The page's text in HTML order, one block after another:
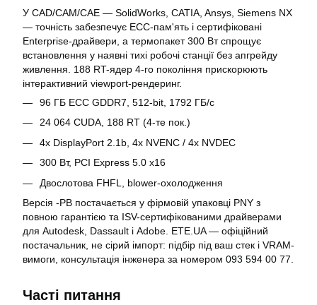
У CAD/CAM/CAE — SolidWorks, CATIA, Ansys, Siemens NX
— точність забезпечує ECC-пам'ять і сертифіковані
Enterprise-драйвери, а термопакет 300 Вт спрощує
встановлення у наявні тихі робочі станції без апгрейду
живлення. 188 RT-ядер 4-го покоління прискорюють
інтерактивний viewport-рендеринг.
96 ГБ ECC GDDR7, 512-bit, 1792 ГБ/с
24 064 CUDA, 188 RT (4-те пок.)
4x DisplayPort 2.1b, 4x NVENC / 4x NVDEC
300 Вт, PCI Express 5.0 x16
Двослотова FHFL, blower-охолодження
Версія -PB постачається у фірмовій упаковці PNY з
повною гарантією та ISV-сертифікованими драйверами
для Autodesk, Dassault і Adobe. ETE.UA — офіційний
постачальник, не сірий імпорт: підбір під ваш стек і VRAM-
вимоги, консультація інженера за номером 093 594 00 77.
Часті питання